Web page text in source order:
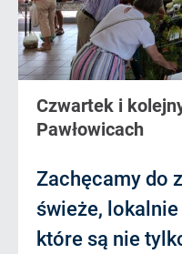
Czwartek i
Pawłowicach
Zachęcamy do
świeże,
które są nie